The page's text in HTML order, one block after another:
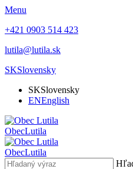
Menu
+421 0903 514 423
lutila@lutila.sk
SKSlovensky
SKSlovensky
ENEnglish
ObecLutila
ObecLutila